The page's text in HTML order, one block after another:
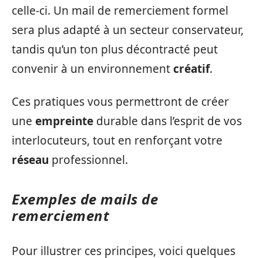
celle-ci. Un mail de remerciement formel
sera plus adapté à un secteur conservateur,
tandis qu’un ton plus décontracté peut
convenir à un environnementcréatif.
Ces pratiques vous permettront de créer
une empreinte durable dans l’esprit de vos
interlocuteurs, tout en renforçant votre
réseau professionnel.
Exemples de mails de
remerciement
Pour illustrer ces principes, voici quelques